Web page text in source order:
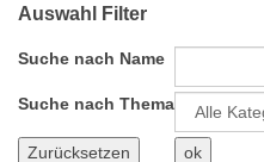
Auswahl Filter
Suche nach Name
Suche nach Thema Eine
auswählen